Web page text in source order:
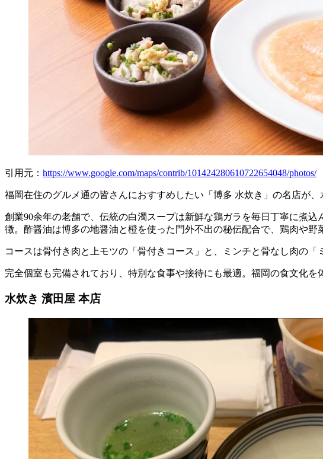
引用元： https://www.google.com/maps/contrib/101424280610722654048/photos/
福岡在住のグルメ通の皆さんにおすすめしたい「博多 水炊き」の名店が、
創業90余年の老舗で、伝統の白濁スープは新鮮な鶏ガラを毎日丁寧に煮
徴。酢醤油は博多の地醤油と橙を使った門外不出の秘伝配合で、鶏肉や野
コースは骨付き肉と上モツの「骨付きコース」と、ミンチと骨なし肉の
完全個室も完備されており、特別な食事や接待にも最適。福岡の食文化を
水炊き 濱田屋 本店